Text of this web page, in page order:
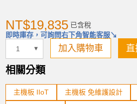
NT$19,835 已含稅
即時庫存，可詢問右下角智能客服↘
加入購物車 直
加入購物車
產品已加入
相關分類
主機板 IIoT 主機板 免維護設計